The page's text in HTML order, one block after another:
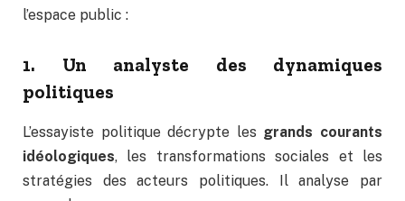
l’espace public :
1. Un analyste des dynamiques
politiques
L’essayiste politique décrypte les grands courants
idéologiques, les transformations sociales et les
stratégies des acteurs politiques. Il analyse par